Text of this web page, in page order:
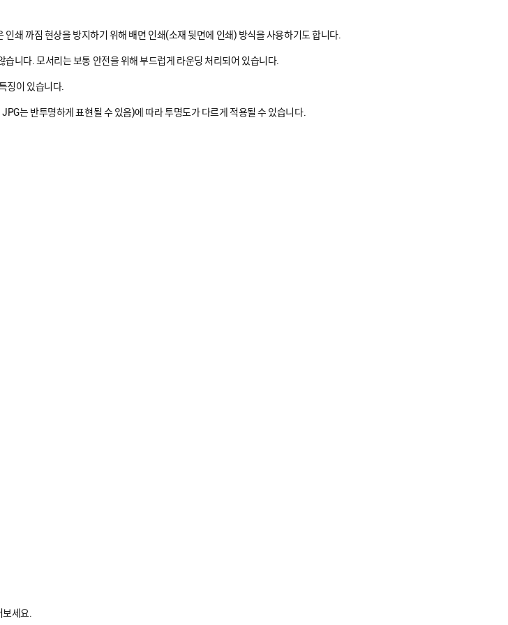
쇄 까짐 현상을 방지하기 위해 배면 인쇄(소재 뒷면에 인쇄) 방식을 사용하기도 합니다.
니다. 모서리는 보통 안전을 위해 부드럽게 라운딩 처리되어 있습니다.
징이 있습니다.
는 반투명하게 표현될 수 있음)에 따라 투명도가 다르게 적용될 수 있습니다.
보세요.